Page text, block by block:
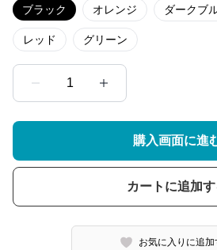
ブラック オレンジ ダークブ
レッド グリーン
1
購入画面に進
カートに追加
お気に入りに追加